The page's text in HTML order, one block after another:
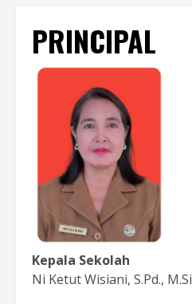
PRINCIPAL
Kepala Sekolah
Ni Ketut Wisiani, S.Pd., M.Si